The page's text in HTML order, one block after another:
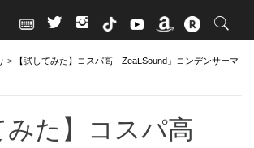
>
【試してみた】コスパ高「ZeaLSound」コンデンサーマ
みた】コスパ高